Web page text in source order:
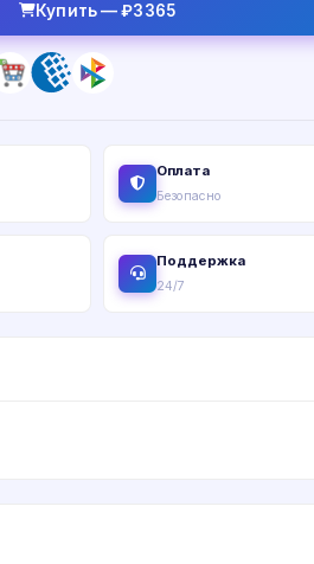
Купить — ₽3365
Оплата
Безопасно
Поддержка
24/7